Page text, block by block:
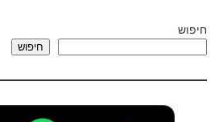
חיפוש
חיפוש